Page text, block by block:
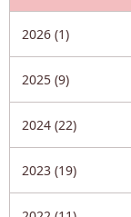
2026 (1)
2025 (9)
2024 (22)
2023 (19)